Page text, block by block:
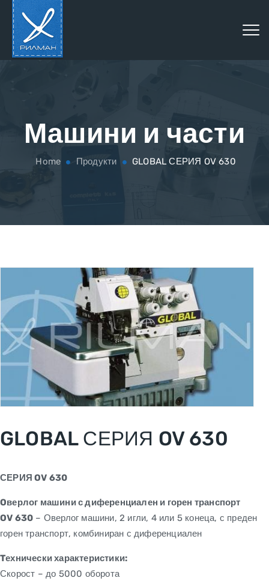
Машини и части
Home Продукти GLOBAL СЕРИЯ OV 630
GLOBAL СЕРИЯ OV 630
СЕРИЯOV 630
Oверлог машини с диференциален и горен транспорт
OV 630 – Оверлог машини, 2 игли, 4 или 5 конеца, с преден
горен транспорт, комбиниран с диференциален
Tехнически характеристики:
Скорост – до 5000 оборота